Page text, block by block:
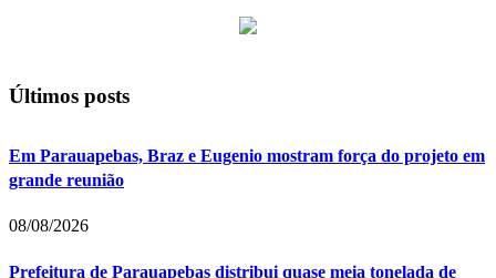
Últimos posts
Em Parauapebas, Braz e Eugenio mostram força do projeto em
grande reunião
08/08/2026
Prefeitura de Parauapebas distribui quase meia tonelada de